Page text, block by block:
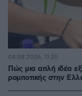
Πώς μια απλή ιδέα
ρομποτικής στην
04.08.2026, 11:20